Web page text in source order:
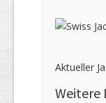
Aktueller
Weitere